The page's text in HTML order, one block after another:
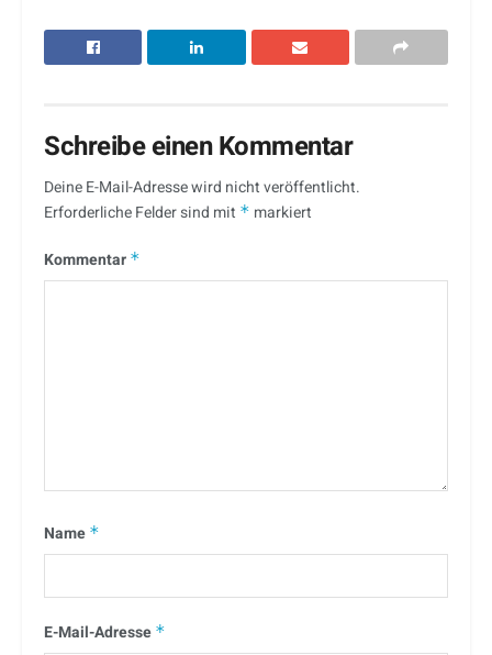
Schreibe einen Kommentar
Deine E-Mail-Adresse wird nicht veröffentlicht.
Erforderliche Felder sind mit * markiert
Kommentar *
Name *
E-Mail-Adresse *